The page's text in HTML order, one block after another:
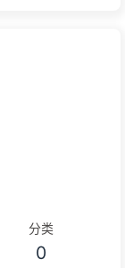
分类
0